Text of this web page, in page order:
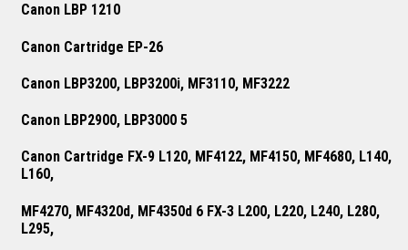
Canon LBP 1210
Canon Cartridge EP-26
Canon LBP3200, LBP3200i, MF3110, MF3222
Canon LBP2900, LBP3000 5
Canon Cartridge FX-9 L120, MF4122, MF4150, MF4680, L140,
L160,
MF4270, MF4320d, MF4350d 6 FX-3 L200, L220, L240, L280,
L295,